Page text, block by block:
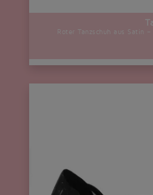
Roter Tanzschuh aus Satin